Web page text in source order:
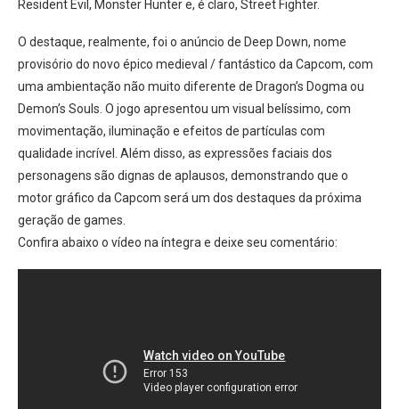
Resident Evil, Monster Hunter e, é claro, Street Fighter.
O destaque, realmente, foi o anúncio de Deep Down, nome
provisório do novo épico medieval / fantástico da Capcom, com
uma ambientação não muito diferente de Dragon’s Dogma ou
Demon’s Souls. O jogo apresentou um visual belíssimo, com
movimentação, iluminação e efeitos de partículas com
qualidade incrível. Além disso, as expressões faciais dos
personagens são dignas de aplausos, demonstrando que o
motor gráfico da Capcom será um dos destaques da próxima
geração de games.
Confira abaixo o vídeo na íntegra e deixe seu comentário: